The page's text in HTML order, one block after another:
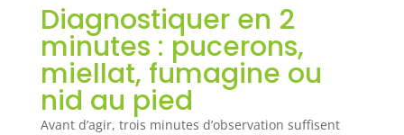
Diagnostiquer en 2
minutes : pucerons,
miellat, fumagine ou
nid au pied
Avant d’agir, trois minutes d’observation suffisent